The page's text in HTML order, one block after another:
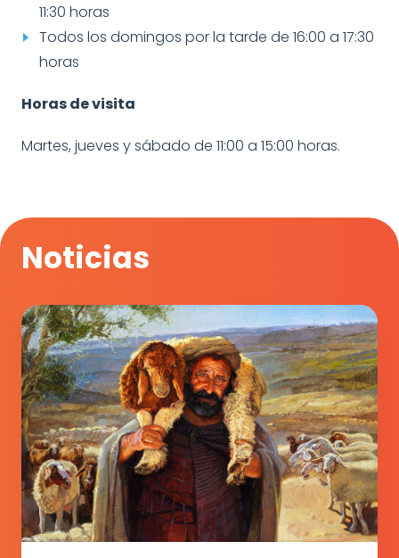
11:30 horas
Todos los domingos por la tarde de 16:00 a 17:30
horas
Horas de visita
Martes, jueves y sábado de 11:00 a 15:00 horas.
Noticias